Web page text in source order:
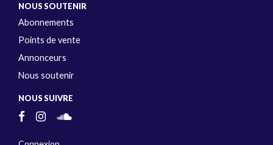
NOUS SOUTENIR
Abonnements
Points de vente
Annonceurs
Nous soutenir
NOUS SUIVRE